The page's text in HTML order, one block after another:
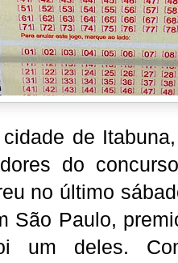
de
do
no último
São Paulo,
um deles.